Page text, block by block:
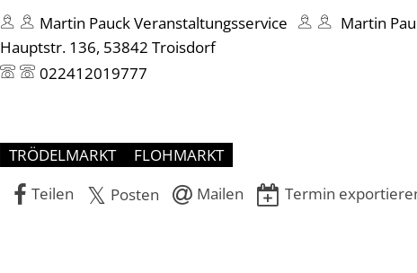
Martin Pauck Veranstaltungsservice
Hauptstr. 136, 53842 Troisdorf
022412019777
Martin
TRÖDELMARKT
FLOHMARKT
Teilen
Posten Mailen Termin